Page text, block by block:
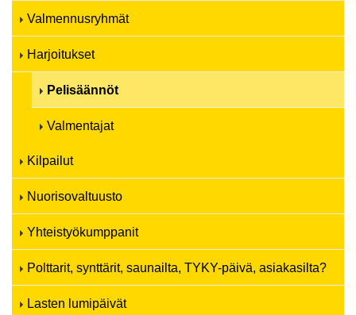
Valmennusryhmät
Harjoitukset
Pelisäännöt
Valmentajat
Kilpailut
Nuorisovaltuusto
Yhteistyökumppanit
Polttarit, synttärit, saunailta, TYKY-päivä, asiakasilta?
Lasten lumipäivät